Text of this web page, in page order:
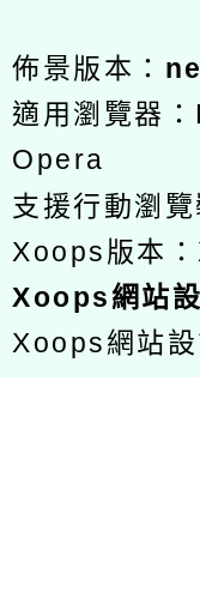
佈景版本：
適用瀏覽器
Opera
支援行動瀏覽
Xoops版本：
Xoops網站
Xoops網站